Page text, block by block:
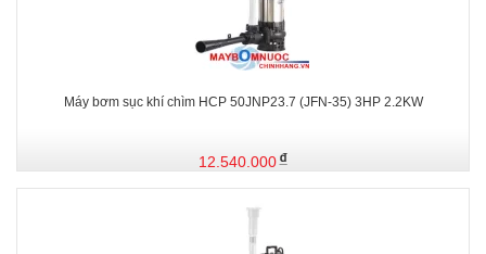
Máy bơm sục khí chìm HCP 50JNP23.7 (JFN-35) 3HP 2.2KW
12.540.000